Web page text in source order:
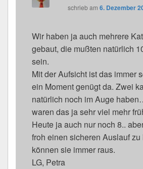
schriebam6. Dezember
Wir haben ja auch mehrere
gebaut, die mußten natürlich
sein.
Mit der Aufsicht ist das immer
ein Moment genügt da. Zwei
natürlich noch im Auge
waren das ja sehr viel mehr
Heute ja auch nur noch 8..
froh einen sicheren Auslauf zu
können sie immer raus.
LG, Petra